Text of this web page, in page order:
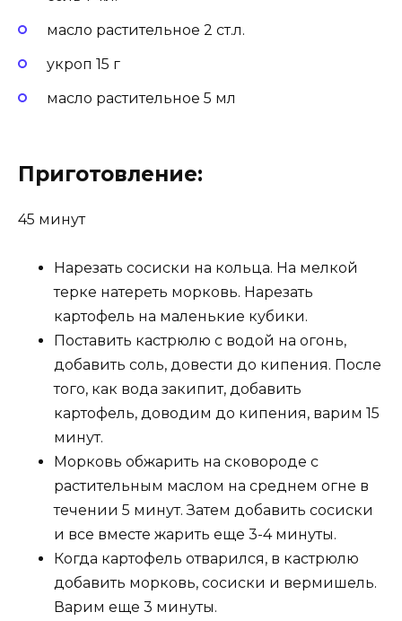
масло растительное 2 ст.л.
укроп 15 г
масло растительное 5 мл
Приготовление:
45 минут
Нарезать сосиски на кольца. На мелкой
терке натереть морковь. Нарезать
картофель на маленькие кубики.
Поставить кастрюлю с водой на огонь,
добавить соль, довести до кипения. После
того, как вода закипит, добавить
картофель, доводим до кипения, варим 15
минут.
Морковь обжарить на сковороде с
растительным маслом на среднем огне в
течении 5 минут. Затем добавить сосиски
и все вместе жарить еще 3-4 минуты.
Когда картофель отварился, в кастрюлю
добавить морковь, сосиски и вермишель.
Варим еще 3 минуты.